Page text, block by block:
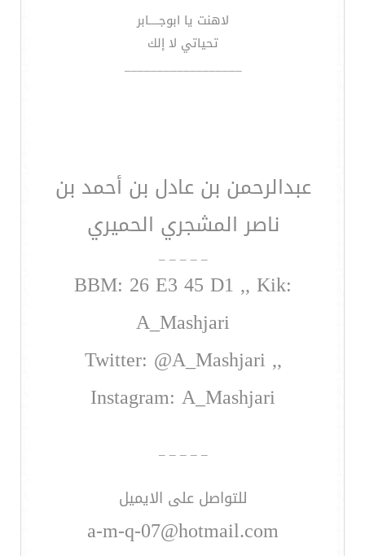
لاهنت يا ابوجــــابر
تحياتي لا إلك
__________________
عبدالرحمن بن عادل بن أحمد بن
ناصر المشجري الحميري
_ _ _ _ _
BBM: 26 E3 45 D1 ,, Kik:
A_Mashjari
Twitter: @A_Mashjari ,,
Instagram: A_Mashjari
_ _ _ _ _
للتواصل على الايميل
a-m-q-07@hotmail.com